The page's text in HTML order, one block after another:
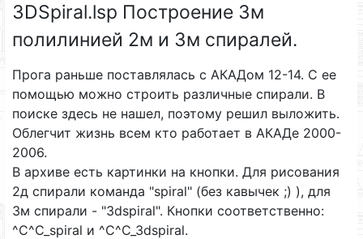
3DSpiral.lsp Построение 3м
полилинией 2м и 3м спиралей.
Прога раньше поставлялась с АКАДом 12-14. С ее
помощью можно строить различные спирали. В
поиске здесь не нашел, поэтому решил выложить.
Облегчит жизнь всем кто работает в АКАДе 2000-
2006.
В архиве есть картинки на кнопки. Для рисования
2д спирали команда "spiral" (без кавычек ;) ), для
3м спирали - "3dspiral". Кнопки соответственно:
^C^C_spiral и ^C^C_3dspiral.